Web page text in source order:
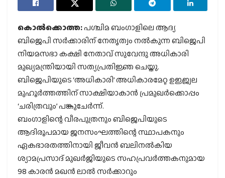
കൊൽക്കൊത്ത:പശ്ചിമ ബംഗാളിലെ ആദ്യ
ബിജെപി സർക്കാരിന് നേതൃത്വം നൽകുന്ന ബിജെപി
നിയമസഭാ കക്ഷി നേതാവ് സുവേന്ദു അധികാരി
മുഖ്യമന്ത്രിയായി സത്യപ്രതിജ്ഞ ചെയ്തു.
ബിജെപിയുടെ ‘അധികാരി’ അധികാരമേറ്റ ഉജ്ജ്വല
മുഹൂർത്തത്തിന് സാക്ഷിയാകാൻ പ്രമുഖർക്കൊപ്പം
‘ചരിത്രവും’ പങ്കുചേർന്ന്.
ബംഗാളിന്റെ വീരപുത്രനും ബിജെപിയുടെ
ആദിരൂപമായ ജനസംഘത്തിന്റെ സ്ഥാപകനും
ഏകഭാരതത്തിനായി ജീവൻ ബലിനൽകിയ
ശ്യാമപ്രസാദ് മുഖർജിയുടെ സഹപ്രവർത്തകനുമായ
98 കാരൻ മഖൻ ലാൽ സർക്കാറും